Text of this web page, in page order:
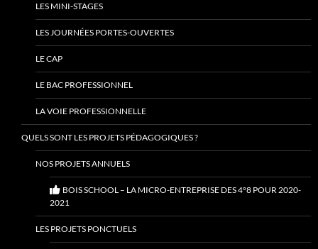
LES MINI-STAGES
LES JOURNÉES PORTES-OUVERTES
LE CAP
LE BAC PROFESSIONNEL
LA VOIE PROFESSIONNELLE
QUELS SONT LES PROJETS PÉDAGOGIQUES ?
NOS PROJETS ANNUELS
BOIS SCHOOL – LA MICRO-ENTREPRISE DES 4°8 POUR 2020-
2021
LES PROJETS PONCTUELS